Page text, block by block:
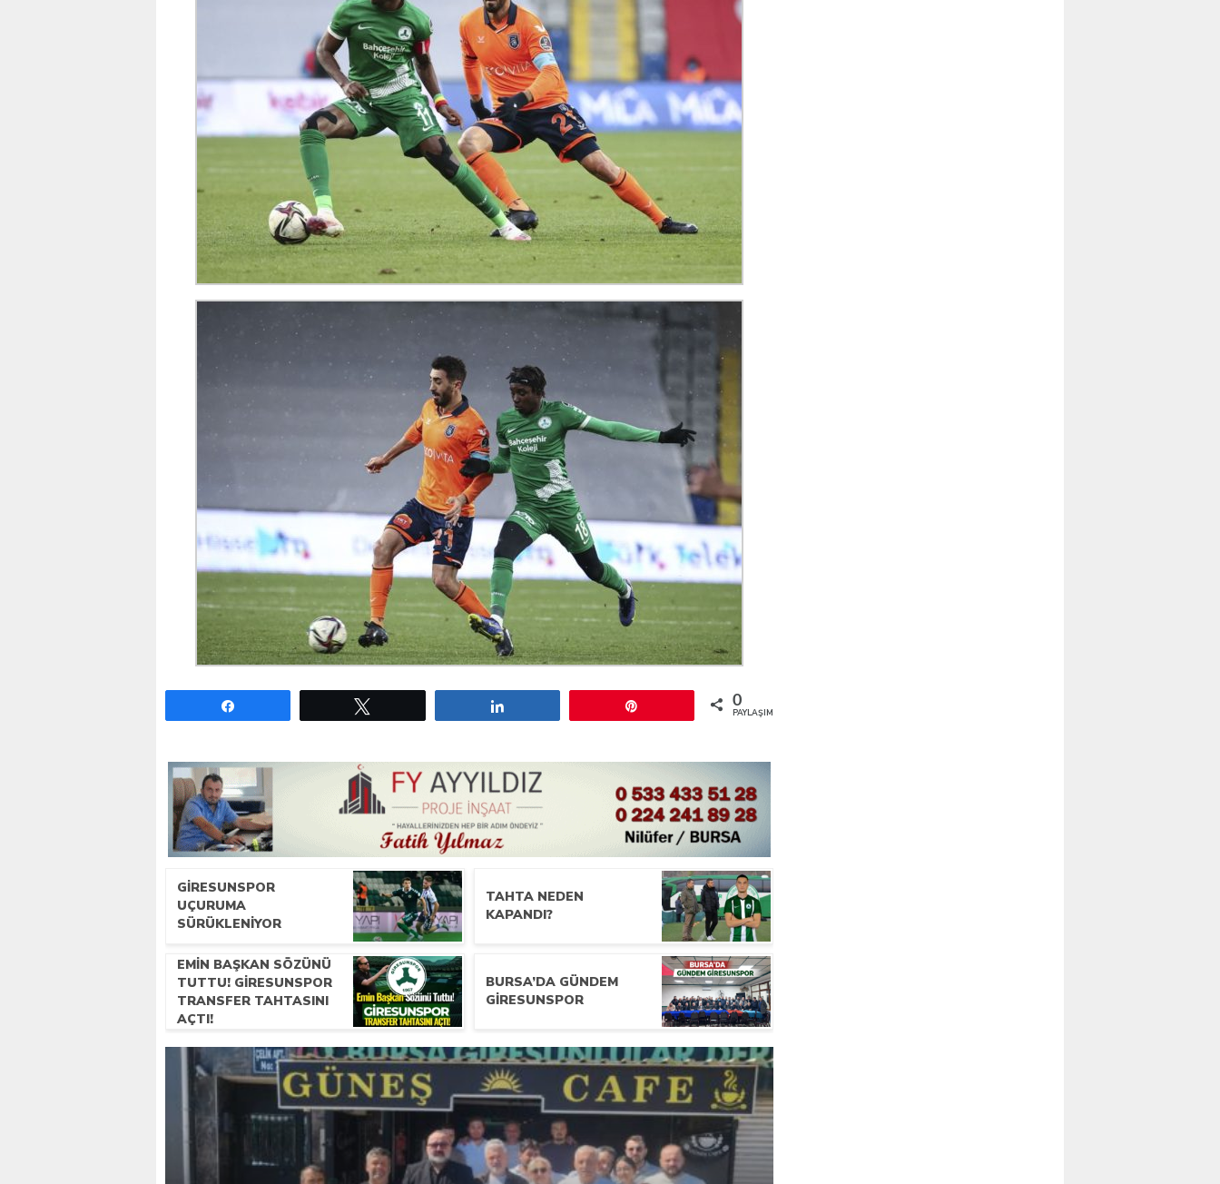
0
PAYLAŞIMLAR
GIRESUNSPOR
UÇURUMA
SÜRÜKLENIYOR
TAHTA NEDEN
KAPANDI?
EMIN BAŞKAN SÖZÜNÜ
TUTTU! GIRESUNSPOR
TRANSFER TAHTASINI
AÇTI!
BURSA’DA GÜNDEM
GIRESUNSPOR